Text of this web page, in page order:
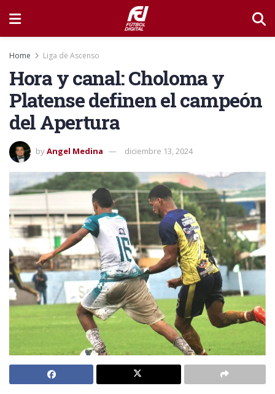
Home Liga de Ascenso
Hora y canal: Choloma y
Platense definen el campeón
del Apertura
byAngel Medina diciembre 13, 2024